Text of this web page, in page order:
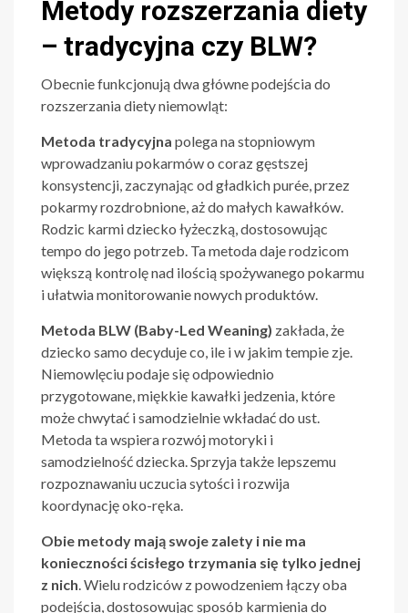
Metody rozszerzania diety
– tradycyjna czy BLW?
Obecnie funkcjonują dwa główne podejścia do
rozszerzania diety niemowląt:
Metoda tradycyjna polega na stopniowym
wprowadzaniu pokarmów o coraz gęstszej
konsystencji, zaczynając od gładkich purée, przez
pokarmy rozdrobnione, aż do małych kawałków.
Rodzic karmi dziecko łyżeczką, dostosowując
tempo do jego potrzeb. Ta metoda daje rodzicom
większą kontrolę nad ilością spożywanego pokarmu
i ułatwia monitorowanie nowych produktów.
Metoda BLW (Baby-Led Weaning) zakłada, że
dziecko samo decyduje co, ile i w jakim tempie zje.
Niemowlęciu podaje się odpowiednio
przygotowane, miękkie kawałki jedzenia, które
może chwytać i samodzielnie wkładać do ust.
Metoda ta wspiera rozwój motoryki i
samodzielność dziecka. Sprzyja także lepszemu
rozpoznawaniu uczucia sytości i rozwija
koordynację oko-ręka.
Obie metody mają swoje zalety i nie ma
konieczności ścisłego trzymania się tylko jednej
z nich. Wielu rodziców z powodzeniem łączy oba
podejścia, dostosowując sposób karmienia do